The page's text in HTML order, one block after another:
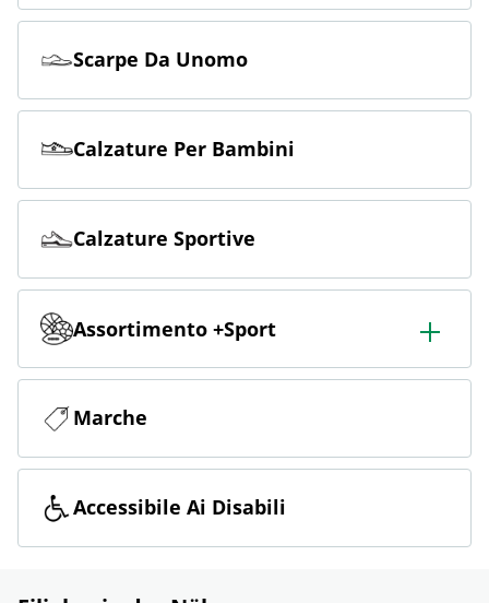
Scarpe Da Unomo
Calzature Per Bambini
Calzature Sportive
Assortimento +Sport
Ampio assortimento di sport, tra cui calcio, outdoor, sci,
fitness e corsa.
Marche
Accessibile Ai Disabili